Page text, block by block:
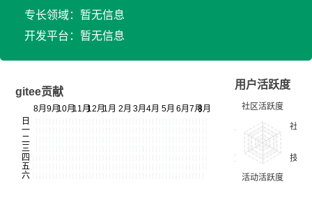
专长领域：暂无信息
开发平台：暂无信息
gitee贡献
用户活跃度